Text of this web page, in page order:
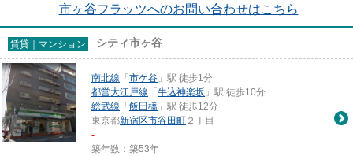
市ヶ谷フラッツへのお問い合わせはこちら
賃貸｜マンション シティ市ヶ谷
南北線 「 市ケ谷 」駅 徒歩1分
都営大江戸線 「 牛込神楽坂 」駅 徒歩10分
総武線 「 飯田橋 」駅 徒歩12分
東京都新宿区市谷田町 ２丁目
-
築年数：築53年